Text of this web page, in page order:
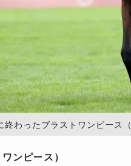
終わったブラストワンピース
ンピース）